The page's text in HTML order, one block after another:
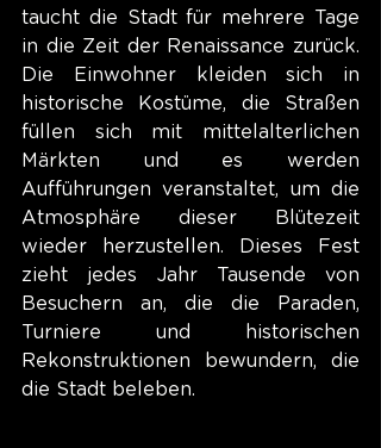
taucht die Stadt für mehrere Tage
in die Zeit der Renaissance zurück.
Die Einwohner kleiden sich in
historische Kostüme, die Straßen
füllen sich mit mittelalterlichen
Märkten und es werden
Aufführungen veranstaltet, um die
Atmosphäre dieser Blütezeit
wieder herzustellen. Dieses Fest
zieht jedes Jahr Tausende von
Besuchern an, die die Paraden,
Turniere und historischen
Rekonstruktionen bewundern, die
die Stadt beleben.